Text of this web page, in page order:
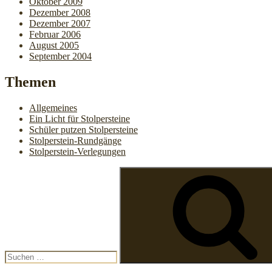
Dezember 2008
Dezember 2007
Februar 2006
August 2005
September 2004
Themen
Allgemeines
Ein Licht für Stolpersteine
Schüler putzen Stolpersteine
Stolperstein-Rundgänge
Stolperstein-Verlegungen